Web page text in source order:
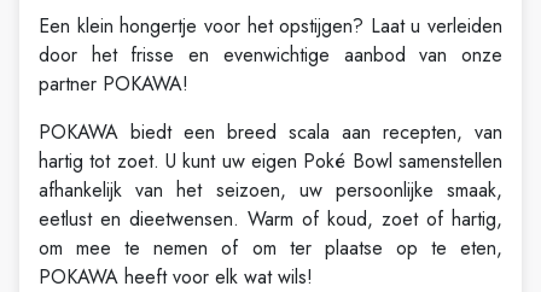
Een klein hongertje voor het opstijgen? Laat u verleiden
door het frisse en evenwichtige aanbod van onze
partner POKAWA!
POKAWA biedt een breed scala aan recepten, van
hartig tot zoet. U kunt uw eigen Poké Bowl samenstellen
afhankelijk van het seizoen, uw persoonlijke smaak,
eetlust en dieetwensen. Warm of koud, zoet of hartig,
om mee te nemen of om ter plaatse op te eten,
POKAWA heeft voor elk wat wils!